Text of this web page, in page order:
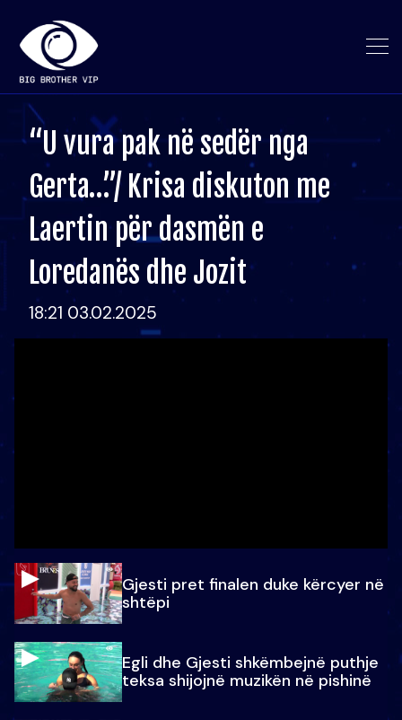
“U vura pak në sedër nga
Gerta…”/ Krisa diskuton me
Laertin për dasmën e
Loredanës dhe Jozit
18:21 03.02.2025
Gjesti pret finalen duke kërcyer në
shtëpi
Egli dhe Gjesti shkëmbejnë puthje
teksa shijojnë muzikën në pishinë